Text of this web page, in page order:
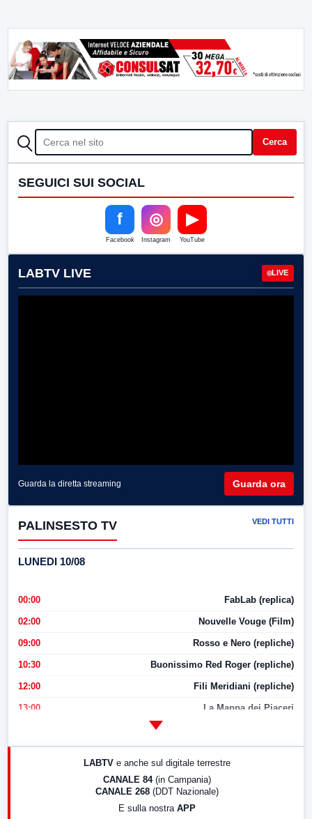
CERCA Cerca
SEGUICI SUI SOCIAL
f
Facebook
◎
Instagram
▶
YouTube
LABTV LIVE LIVE
Guarda la diretta streaming Guarda ora
PALINSESTO TV VEDI TUTTI
LUNEDI 10/08
00:00 FabLab (replica)
02:00 Nouvelle Vouge (Film)
09:00 Rosso e Nero (repliche)
10:30 Buonissimo Red Roger (repliche)
12:00 Fili Meridiani (repliche)
13:00 La Mappa dei Piaceri
17:00 LabNews (replica)
LABTV e anche sul digitale terrestre
CANALE 84 (in Campania)
CANALE 268 (DDT Nazionale)
E sulla nostra APP